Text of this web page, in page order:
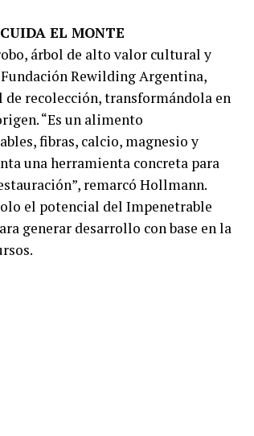
EL MONTE
árbol de alto valor cultural y
Rewilding Argentina,
recolección, transformándola en
“Es un alimento
fibras, calcio, magnesio y
una herramienta concreta para
remarcó Hollmann.
el potencial del Impenetrable
generar desarrollo con base en la